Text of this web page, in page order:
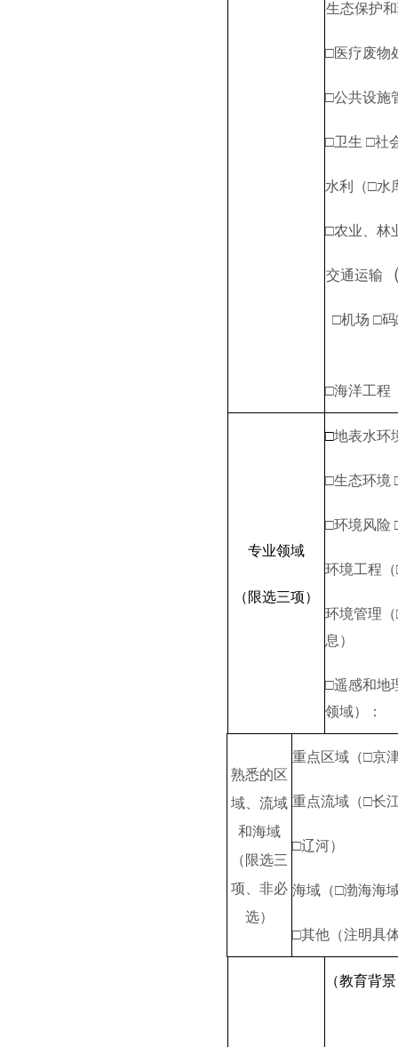
生态保护和
□医疗废物
□公共设施
□卫生 □社
水利（□水
□农业 林
交通运输
□机场 □
□海洋工程
专业领域
（限选三项）
□地表水
□生态环境
□环境风险
环境工程
环境管理
息）
□遥感和地
领域）：
熟悉的区
域、流域
和海域
（限选三
项 、非必
选）
重点区域（□京
重点流域（□
□辽河）
海域（□渤海海
□其他（注明具
（教育背